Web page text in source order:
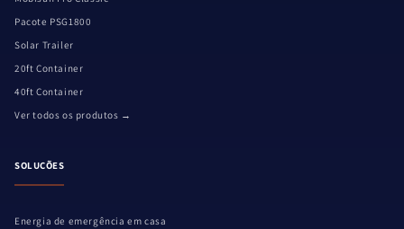
Pacote PSG1800
Solar Trailer
20ft Container
40ft Container
Ver todos os produtos →
SOLUÇÕES
Energia de emergência em casa